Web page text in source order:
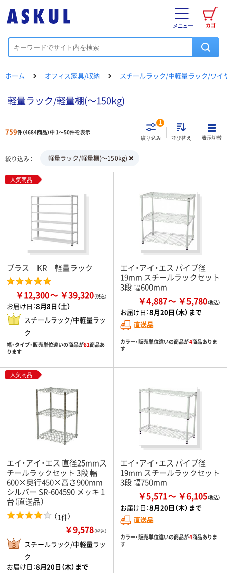
カゴ
メニュー
ホーム オフィス家具/収納 スチールラック/中軽量ラック/ワイ
軽量ラック/軽量棚(～150kg)
759件（4684商品）中 1～50件を表示
絞り込み
1
並び替え 表示切替
絞り込み 軽量ラック/軽量棚(～150kg)
人気商品
プラス KR 軽量ラック
￥12,300 ￥39,320
お届け日：8月8日（土）
スチールラック/中軽量ラッ
ク
幅・タイプ・販売単位違いの商品が81商品あ
ります
エイ・アイ・エス パイプ径
19mm スチールラックセット
3段 幅600mm
￥4,887 ￥5,780
お届け日：8月20日（木）まで
直送品
カラー・販売単位違いの商品が4商品ありま
す
人気商品
エイ・アイ・エス 直径25mmス
チールラックセット 3段 幅
600×奥行450×高さ900mm
シルバー SR-604590 メッキ 1
台（直送品）
（1件）
￥9,578（税込）
スチールラック/中軽量ラッ
ク
お届け日：8月20日（木）まで
エイ・アイ・エス パイプ径
19mm スチールラックセット
3段 幅750mm
￥5,571 ￥6,105
お届け日：8月20日（木）まで
直送品
カラー・販売単位違いの商品が4商品ありま
す